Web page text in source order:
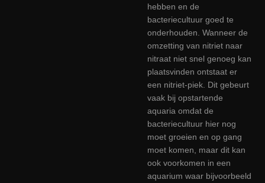
hebben en de
bacteriecultuur goed te
onderhouden. Wanneer de
omzetting van nitriet naar
nitraat niet snel genoeg kan
plaatsvinden ontstaat er
een nitriet-piek. Dit gebeurt
vaak bij opstartende
aquaria omdat de
bacteriecultuur hier nog
moet groeien en op gang
moet komen, maar dit kan
ook voorkomen in een
aquarium waar bijvoorbeeld